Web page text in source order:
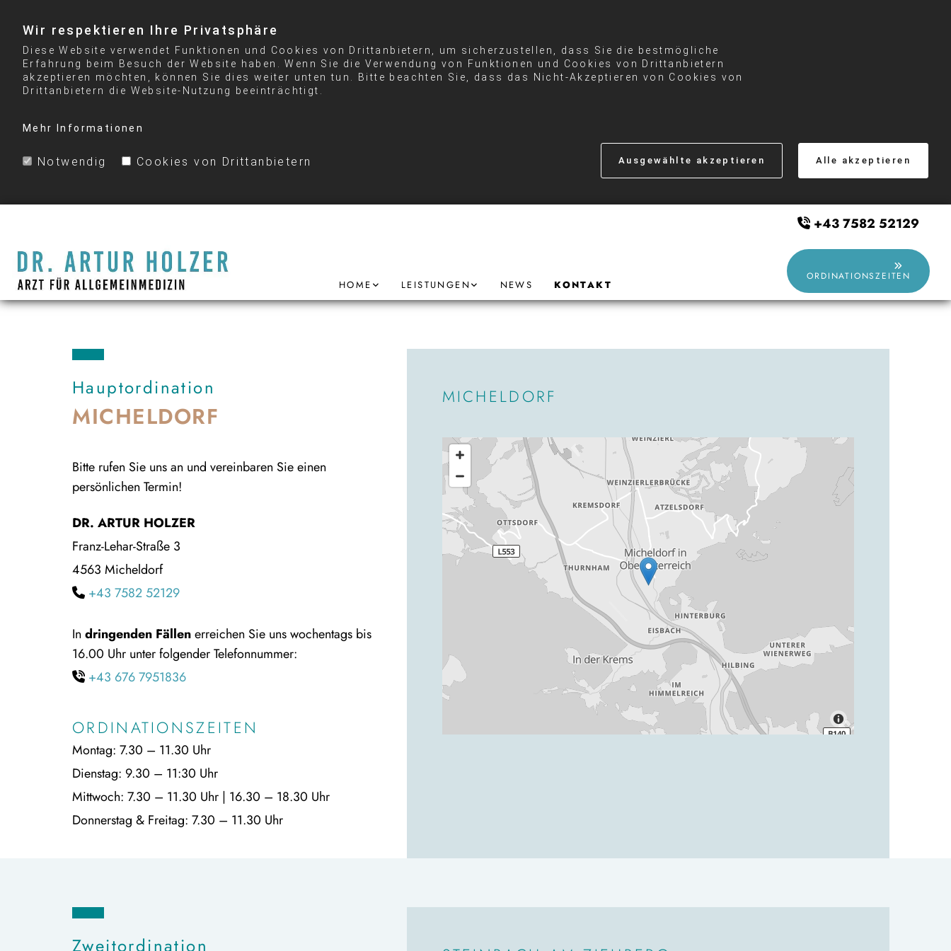
Wir respektieren Ihre Privatsphäre
Diese Website verwendet Funktionen und Cookies von Drittanbietern, um sicherzustellen, dass Sie die bestmögliche
Erfahrung beim Besuch der Website haben. Wenn Sie die Verwendung von Funktionen und Cookies von Drittanbietern
akzeptieren möchten, können Sie dies weiter unten tun. Bitte beachten Sie, dass das Nicht-Akzeptieren von Cookies von
Drittanbietern die Website-Nutzung beeinträchtigt.
Mehr Informationen
Notwendig Cookies von Drittanbietern Ausgewählte akzeptieren Alle akzeptieren
HOME LEISTUNGEN NEWS KONTAKT
 +43 7582 52129
ORDINATIONSZEITEN
Hauptordination
MICHELDORF
Bitte rufen Sie uns an und vereinbaren Sie einen
persönlichen Termin!
DR. ARTUR HOLZER
Franz-Lehar-Straße 3
4563 Micheldorf
 +43 7582 52129
In dringenden Fällenerreichen Sie uns wochentags bis
16.00 Uhr unter folgender Telefonnummer:
 +43 676 7951836
ORDINATIONSZEITEN
Montag: 7.30 – 11.30 Uhr
Dienstag: 9.30 – 11:30 Uhr
Mittwoch: 7.30 – 11.30 Uhr | 16.30 – 18.30 Uhr
Donnerstag & Freitag: 7.30 – 11.30 Uhr
MICHELDORF
Zweitordination